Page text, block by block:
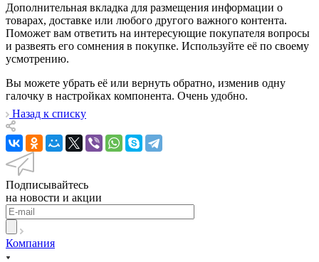
Дополнительная вкладка для размещения информации о
товарах, доставке или любого другого важного контента.
Поможет вам ответить на интересующие покупателя вопросы
и развеять его сомнения в покупке. Используйте её по своему
усмотрению.
Вы можете убрать её или вернуть обратно, изменив одну
галочку в настройках компонента. Очень удобно.
Назад к списку
Подписывайтесь
на новости и акции
Компания